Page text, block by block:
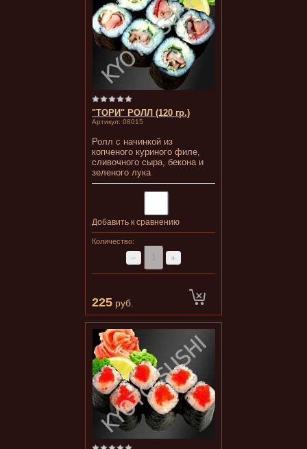
"ТОРИ" РОЛЛ (120 гр.)
Артикул: 08015
Ролл с начинкой из
копченого куриного филе,
сливочного сыра, бекона и
зеленого лука
Добавить к сравнению
Количество:
− +
225 руб.